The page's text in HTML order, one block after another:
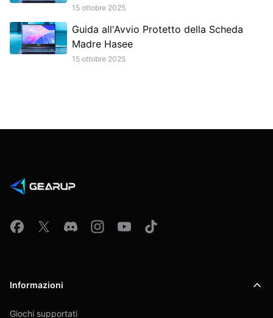
15 ottobre 2025
Guida all'Avvio Protetto della Scheda
Madre Hasee
15 ottobre 2025
Informazioni
Giochi supportati